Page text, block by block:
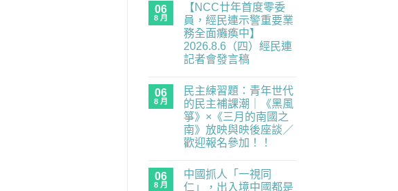
06
8 月
【NCC廿年首度零委
員，經民連示警重要業
務全面癱瘓中】
2026.8.6（四）經民連
記者會發言稿
廿
年
首
度
零
委
員，
連
示
警
留
言
06
8 月
民主練習題：青年世代
的民主補課潮｜《黑風
箏》×《三月的南國之
南》放映與映後座談／
歡迎報名參加！！
主
練
留
言
06
8 月
中國抓人「一視同
仁」，出入境中國都是